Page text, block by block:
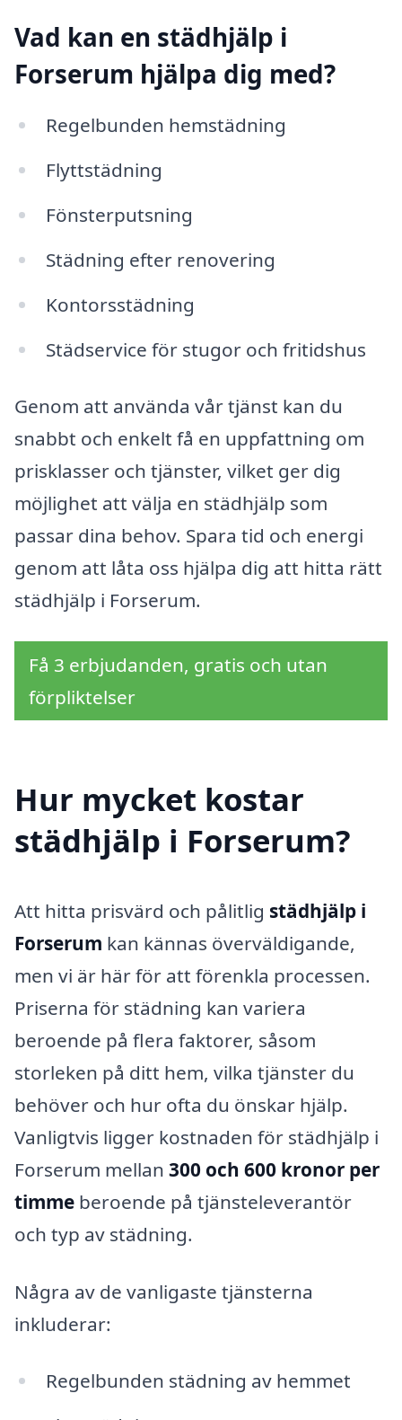
Vad kan en städhjälp i
Forserum hjälpa dig med?
Regelbunden hemstädning
Flyttstädning
Fönsterputsning
Städning efter renovering
Kontorsstädning
Städservice för stugor och fritidshus
Genom att använda vår tjänst kan du
snabbt och enkelt få en uppfattning om
prisklasser och tjänster, vilket ger dig
möjlighet att välja en städhjälp som
passar dina behov. Spara tid och energi
genom att låta oss hjälpa dig att hitta rätt
städhjälp i Forserum.
Få 3 erbjudanden, gratis och utan
förpliktelser
Hur mycket kostar
städhjälp i Forserum?
Att hitta prisvärd och pålitlig städhjälp i
Forserum kan kännas överväldigande,
men vi är här för att förenkla processen.
Priserna för städning kan variera
beroende på flera faktorer, såsom
storleken på ditt hem, vilka tjänster du
behöver och hur ofta du önskar hjälp.
Vanligtvis ligger kostnaden för städhjälp i
Forserum mellan 300 och 600 kronor per
timme beroende på tjänsteleverantör
och typ av städning.
Några av de vanligaste tjänsterna
inkluderar:
Regelbunden städning av hemmet